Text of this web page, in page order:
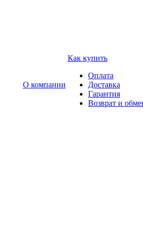
О компании
Как купить
Оплата
Доставка
Гарантия
Возврат и